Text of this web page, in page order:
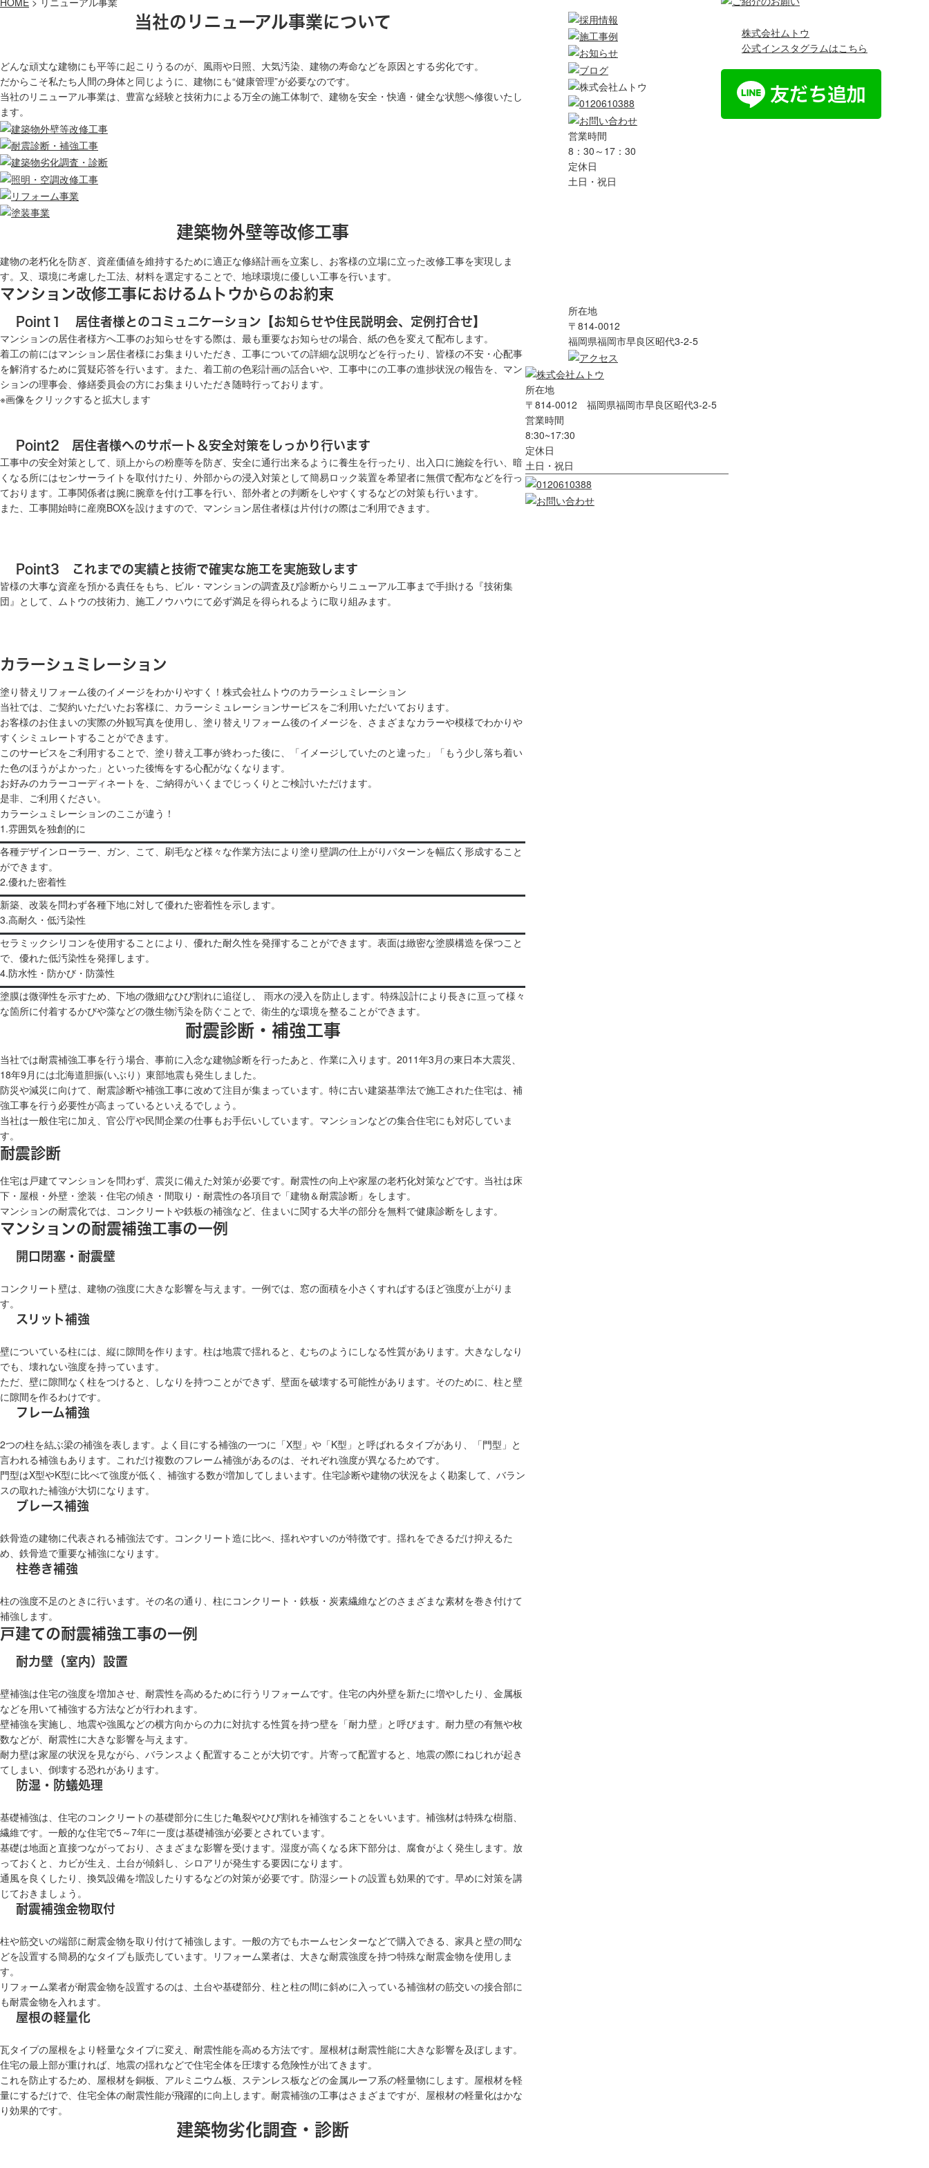
株式会社ムトウ
公式インスタグラムはこちら
当社のリニューアル事業について
どんな頑丈な建物にも平等に起こりうるのが、風雨や日照、大気汚染、建物の寿命などを原因とする劣化です。
だからこそ私たち人間の身体と同じように、建物にも“健康管理”が必要なのです。
当社のリニューアル事業は、豊富な経験と技術力による万全の施工体制で、建物を安全・快適・健全な状態へ修復いたし
ます。
建築物外壁等改修工事
建物の老朽化を防ぎ、資産価値を維持するために適正な修繕計画を立案し、お客様の立場に立った改修工事を実現しま
す。又、環境に考慮した工法、材料を選定することで、地球環境に優しい工事を行います。
マンション改修工事におけるムトウからのお約束
Point１ 居住者様とのコミュニケーション【お知らせや住民説明会、定例打合せ】
マンションの居住者様方へ工事のお知らせをする際は、最も重要なお知らせの場合、紙の色を変えて配布します。
着工の前にはマンション居住者様にお集まりいただき、工事についての詳細な説明などを行ったり、皆様の不安・心配事
を解消するために質疑応答を行います。また、着工前の色彩計画の話合いや、工事中にの工事の進捗状況の報告を、マン
ションの理事会、修繕委員会の方にお集まりいただき随時行っております。
※画像をクリックすると拡大します
Point2 居住者様へのサポート＆安全対策をしっかり行います
工事中の安全対策として、頭上からの粉塵等を防ぎ、安全に通行出来るように養生を行ったり、出入口に施錠を行い、暗
くなる所にはセンサーライトを取付けたり、外部からの浸入対策として簡易ロック装置を希望者に無償で配布などを行っ
ております。工事関係者は腕に腕章を付け工事を行い、部外者との判断をしやすくするなどの対策も行います。
また、工事開始時に産廃BOXを設けますので、マンション居住者様は片付けの際はご利用できます。
Point3 これまでの実績と技術で確実な施工を実施致します
皆様の大事な資産を預かる責任をもち、ビル・マンションの調査及び診断からリニューアル工事まで手掛ける『技術集
団』として、ムトウの技術力、施工ノウハウにて必ず満足を得られるように取り組みます。
カラーシュミレーション
塗り替えリフォーム後のイメージをわかりやすく！株式会社ムトウのカラーシュミレーション
当社では、ご契約いただいたお客様に、カラーシミュレーションサービスをご利用いただいております。
お客様のお住まいの実際の外観写真を使用し、塗り替えリフォーム後のイメージを、さまざまなカラーや模様でわかりや
すくシミュレートすることができます。
このサービスをご利用することで、塗り替え工事が終わった後に、「イメージしていたのと違った」「もう少し落ち着い
た色のほうがよかった」といった後悔をする心配がなくなります。
お好みのカラーコーディネートを、ご納得がいくまでじっくりとご検討いただけます。
是非、ご利用ください。
カラーシュミレーションのここが違う！
1.雰囲気を独創的に
各種デザインローラー、ガン、こて、刷毛など様々な作業方法により塗り壁調の仕上がりパターンを幅広く形成すること
ができます。
2.優れた密着性
新築、改装を問わず各種下地に対して優れた密着性を示します。
3.高耐久・低汚染性
セラミックシリコンを使用することにより、優れた耐久性を発揮することができます。表面は緻密な塗膜構造を保つこと
で、優れた低汚染性を発揮します。
4.防水性・防かび・防藻性
塗膜は微弾性を示すため、下地の微細なひび割れに追従し、 雨水の浸入を防止します。特殊設計により長きに亘って様々
な箇所に付着するかびや藻などの微生物汚染を防ぐことで、衛生的な環境を整ることができます。
耐震診断・補強工事
当社では耐震補強工事を行う場合、事前に入念な建物診断を行ったあと、作業に入ります。2011年3月の東日本大震災、
18年9月には北海道胆振(いぶり）東部地震も発生しました。
防災や減災に向けて、耐震診断や補強工事に改めて注目が集まっています。特に古い建築基準法で施工された住宅は、補
強工事を行う必要性が高まっているといえるでしょう。
当社は一般住宅に加え、官公庁や民間企業の仕事もお手伝いしています。マンションなどの集合住宅にも対応していま
す。
耐震診断
住宅は戸建てマンションを問わず、震災に備えた対策が必要です。耐震性の向上や家屋の老朽化対策などです。当社は床
下・屋根・外壁・塗装・住宅の傾き・間取り・耐震性の各項目で「建物＆耐震診断」をします。
マンションの耐震化では、コンクリートや鉄板の補強など、住まいに関する大半の部分を無料で健康診断をします。
マンションの耐震補強工事の一例
開口閉塞・耐震壁
コンクリート壁は、建物の強度に大きな影響を与えます。一例では、窓の面積を小さくすればするほど強度が上がりま
す。
スリット補強
壁についている柱には、縦に隙間を作ります。柱は地震で揺れると、むちのようにしなる性質があります。大きなしなり
でも、壊れない強度を持っています。
ただ、壁に隙間なく柱をつけると、しなりを持つことができず、壁面を破壊する可能性があります。そのために、柱と壁
に隙間を作るわけです。
フレーム補強
2つの柱を結ぶ梁の補強を表します。よく目にする補強の一つに「X型」や「K型」と呼ばれるタイプがあり、「門型」と
言われる補強もあります。これだけ複数のフレーム補強があるのは、それぞれ強度が異なるためです。
門型はX型やK型に比べて強度が低く、補強する数が増加してしまいます。住宅診断や建物の状況をよく勘案して、バラン
スの取れた補強が大切になります。
ブレース補強
鉄骨造の建物に代表される補強法です。コンクリート造に比べ、揺れやすいのが特徴です。揺れをできるだけ抑えるた
め、鉄骨造で重要な補強になります。
柱巻き補強
柱の強度不足のときに行います。その名の通り、柱にコンクリート・鉄板・炭素繊維などのさまざまな素材を巻き付けて
補強します。
戸建ての耐震補強工事の一例
耐力壁（室内）設置
壁補強は住宅の強度を増加させ、耐震性を高めるために行うリフォームです。住宅の内外壁を新たに増やしたり、金属板
などを用いて補強する方法などが行われます。
壁補強を実施し、地震や強風などの横方向からの力に対抗する性質を持つ壁を「耐力壁」と呼びます。耐力壁の有無や枚
数などが、耐震性に大きな影響を与えます。
耐力壁は家屋の状況を見ながら、バランスよく配置することが大切です。片寄って配置すると、地震の際にねじれが起き
てしまい、倒壊する恐れがあります。
防湿・防蟻処理
基礎補強は、住宅のコンクリートの基礎部分に生じた亀裂やひび割れを補強することをいいます。補強材は特殊な樹脂、
繊維です。一般的な住宅で5～7年に一度は基礎補強が必要とされています。
基礎は地面と直接つながっており、さまざまな影響を受けます。湿度が高くなる床下部分は、腐食がよく発生します。放
っておくと、カビが生え、土台が傾斜し、シロアリが発生する要因になります。
通風を良くしたり、換気設備を増設したりするなどの対策が必要です。防湿シートの設置も効果的です。早めに対策を講
じておきましょう。
耐震補強金物取付
柱や筋交いの端部に耐震金物を取り付けて補強します。一般の方でもホームセンターなどで購入できる、家具と壁の間な
どを設置する簡易的なタイプも販売しています。リフォーム業者は、大きな耐震強度を持つ特殊な耐震金物を使用しま
す。
リフォーム業者が耐震金物を設置するのは、土台や基礎部分、柱と柱の間に斜めに入っている補強材の筋交いの接合部に
も耐震金物を入れます。
屋根の軽量化
瓦タイプの屋根をより軽量なタイプに変え、耐震性能を高める方法です。屋根材は耐震性能に大きな影響を及ぼします。
住宅の最上部が重ければ、地震の揺れなどで住宅全体を圧壊する危険性が出てきます。
これを防止するため、屋根材を銅板、アルミニウム板、ステンレス板などの金属ルーフ系の軽量物にします。屋根材を軽
量にするだけで、住宅全体の耐震性能が飛躍的に向上します。耐震補強の工事はさまざまですが、屋根材の軽量化はかな
り効果的です。
建築物劣化調査・診断
営業時間
8：30～17：30
定休日
土日・祝日
所在地
〒814-0012
福岡県福岡市早良区昭代3-2-5
所在地
〒814-0012 福岡県福岡市早良区昭代3-2-5
営業時間
8:30~17:30
定休日
土日・祝日